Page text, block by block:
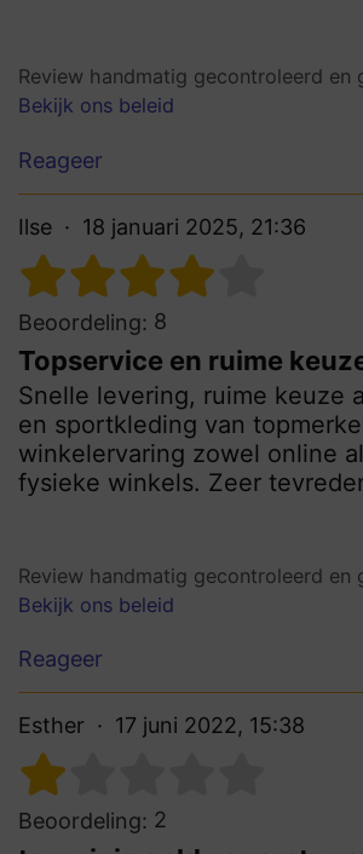
Review handmatig gecontroleerd en
Bekijk ons beleid
Reageer
Ilse 18 januari 2025, 21:36
Beoordeling: 8
Topservice en ruime
Snelle levering, ruime keuze
en sportkleding van
winkelervaring zowel online
fysieke winkels. Zeer
Review handmatig gecontroleerd en
Bekijk ons beleid
Reageer
Esther 17 juni 2022, 15:38
Beoordeling: 2